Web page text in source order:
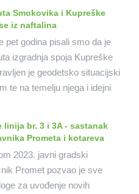
Smokovika i Kupreške
iz naftalina
pet godina pisali smo da je
izgradnja spoja Kupreške
je geodetsko situacijski
te na temelju njega i idejni
linija br. 3 i 3A - sastanak
Prometa i kotareva
2023. javni gradski
Promet pozvao je sve
za uvođenje novih